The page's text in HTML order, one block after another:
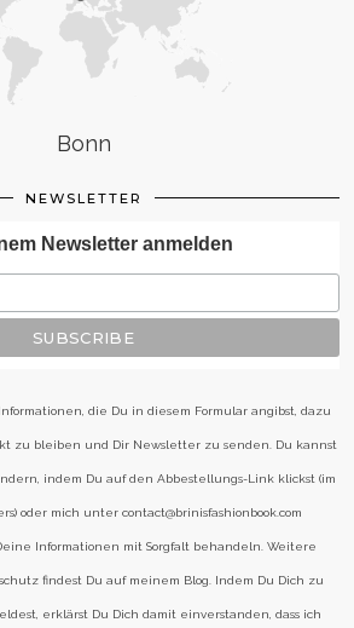
Bonn
NEWSLETTER
Newsletter anmelden
die Du in diesem Formular angibst, dazu
zu bleiben und Dir Newsletter zu senden. Du kannst
indem Du auf den Abbestellungs-Link klickst (im
oder mich unter contact@brinisfashionbook.com
Informationen mit Sorgfalt behandeln. Weitere
findest Du auf meinem Blog. Indem Du Dich zu
erklärst Du Dich damit einverstanden, dass ich